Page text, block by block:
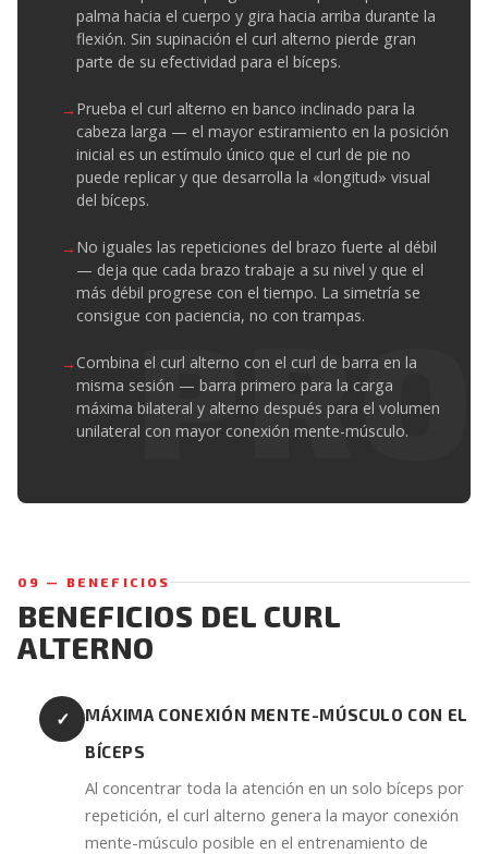
palma hacia el cuerpo y gira hacia arriba durante la
flexión. Sin supinación el curl alterno pierde gran
parte de su efectividad para el bíceps.
Prueba el curl alterno en banco inclinado para la
cabeza larga — el mayor estiramiento en la posición
inicial es un estímulo único que el curl de pie no
puede replicar y que desarrolla la «longitud» visual
del bíceps.
No iguales las repeticiones del brazo fuerte al débil
— deja que cada brazo trabaje a su nivel y que el
más débil progrese con el tiempo. La simetría se
consigue con paciencia, no con trampas.
Combina el curl alterno con el curl de barra en la
misma sesión — barra primero para la carga
máxima bilateral y alterno después para el volumen
unilateral con mayor conexión mente-músculo.
09 — BENEFICIOS
BENEFICIOS DEL CURL
ALTERNO
✓
MÁXIMA CONEXIÓN MENTE-MÚSCULO CON EL
BÍCEPS
Al concentrar toda la atención en un solo bíceps por
repetición, el curl alterno genera la mayor conexión
mente-músculo posible en el entrenamiento de